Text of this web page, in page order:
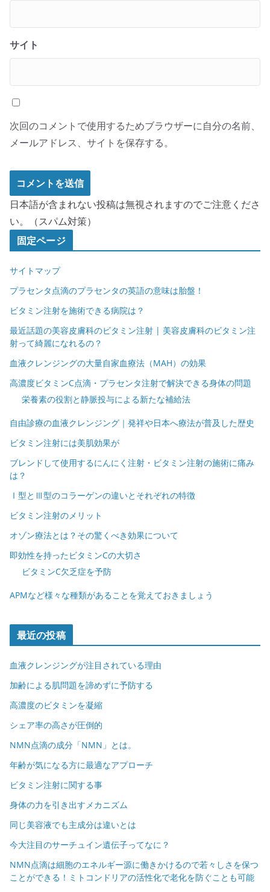
サイト
次回のコメントで使用するためブラウザーに自分の名前、
メールアドレス、サイトを保存する。
日本語が含まれない投稿は無視されますのでご注意くださ
い。（スパム対策）
固定ページ
サイトマップ
プラセンタ点滴のプラセンタの英語の意味は胎盤！
ビタミン注射を施術できる病院は？
最近話題の美容皮膚科のビタミン注射 | 美容皮膚科のビタミン注
射って綺麗になれるの？
血液クレンジングの大量自家血療法（MAH）の効果
高濃度ビタミンC点滴・プラセンタ注射で解決できる身体の問題
栄養素の役割と静脈投与による新たな補給法
自由診療の血液クレンジング｜発祥や日本へ療法が普及した歴史
ビタミン注射には美肌効果が
ブレンドして使用するにんにく注射・ビタミン注射の施術に痛み
は？
Ⅰ型とⅢ型のコラーゲンの違いとそれぞれの特徴
ビタミン注射のメリット
オゾン療法とは？その驚くべき効果について
即効性を持ったビタミンCの大切さ
ビタミンC欠乏症を予防
APMなど様々な種類があることを覚えておきましょう
最近の投稿
血液クレンジングが注目されている理由
加齢による肌問題を諦めずに予防する
高濃度のビタミンを凝縮
シェア率の高さが圧倒的
NMN点滴の成分「NMN」とは。
年齢が気になる方に最適なアプローチ
ビタミン注射に関する事
身体の力を引き出すメカニズム
同じ美容液でも主成分は違いとは
今大注目のサーチュイン遺伝子ってなに？
NMN点滴は細胞のエネルギー源に働きかけるので若々しさを保つ
ことができる！ミトコンドリアの活性化で老化を防ぐことも可能